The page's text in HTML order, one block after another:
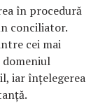
în procedură
conciliator.
cei mai
iar înțelegerea